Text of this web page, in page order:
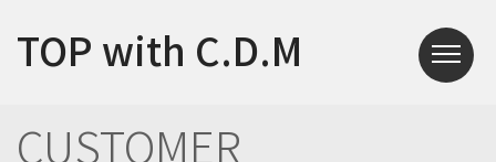
TOP with C.D.M
CUSTOMER